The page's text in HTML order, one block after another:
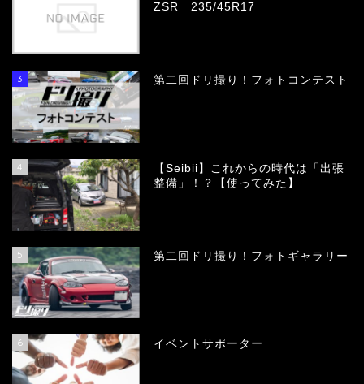
ZSR 235/45R17
3 第二回ドリ撮り！フォトコンテスト
4
【Seibii】これからの時代は「出張
整備」！？【使ってみた】
5 第二回ドリ撮り！フォトギャラリー
6 イベントサポーター